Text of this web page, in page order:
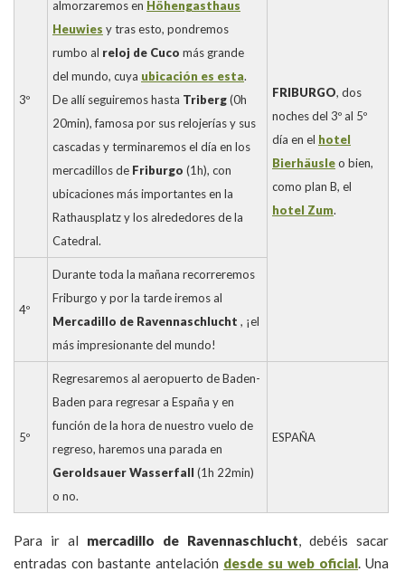
3º
almorzaremos en Höhengasthaus
Heuwies y tras esto, pondremos
rumbo al reloj de Cuco más grande
del mundo, cuya ubicación es esta.
De allí seguiremos hasta Triberg(0h
20min), famosa por sus relojerías y sus
cascadas y terminaremos el día en los
mercadillos de Friburgo (1h), con
ubicaciones más importantes en la
Rathausplatz y los alrededores de la
Catedral.
FRIBURGO, dos
noches del 3º al 5º
día en el hotel
Bierhäusleo bien,
como plan B, el
hotel Zum.
4º
Durante toda la mañana recorreremos
Friburgo y por la tarde iremos al
Mercadillo de Ravennaschlucht , ¡el
más impresionante del mundo!
5º
Regresaremos al aeropuerto de Baden-
Baden para regresar a España y en
función de la hora de nuestro vuelo de
regreso, haremos una parada en
Geroldsauer Wasserfall (1h 22min)
o no.
ESPAÑA
Para ir al mercadillo de Ravennaschlucht, debéis sacar
entradas con bastante antelación desde su web oficial. Una